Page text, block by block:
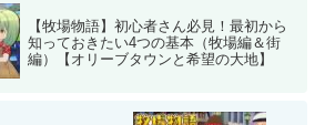
【牧場物語】初心者さん必見！最初から
知っておきたい4つの基本（牧場編＆街
編）【オリーブタウンと希望の大地】